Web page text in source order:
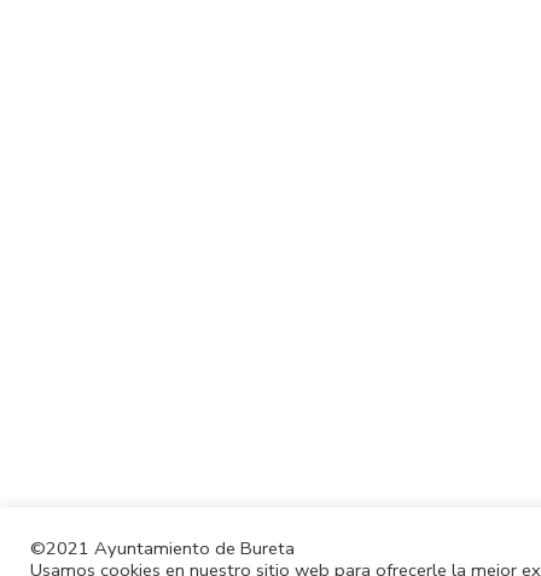
©2021 Ayuntamiento de Bureta
Usamos cookies en nuestro sitio web para ofrecerle la mejor